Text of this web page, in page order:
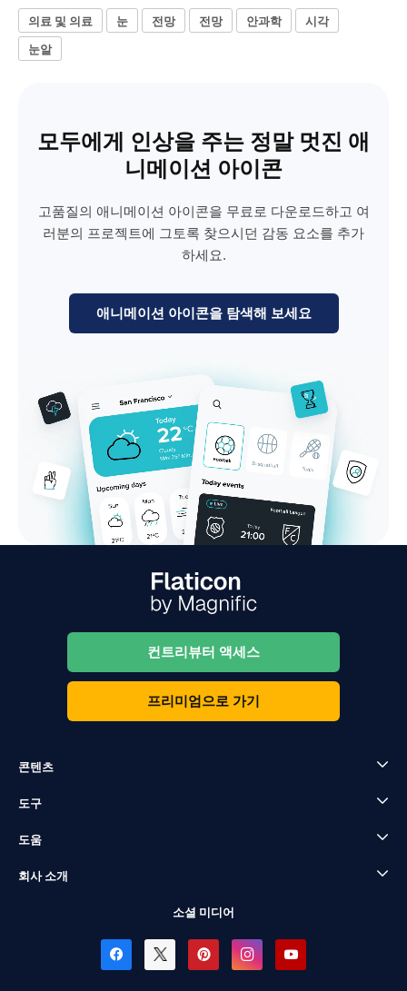
의료 및 의료 눈 전망 전망 안과학
시각
눈알
모두에게 인상을 주는 정말 멋진 애
니메이션 아이콘
고품질의 애니메이션 아이콘을 무료로 다운로드하고 여
러분의 프로젝트에 그토록 찾으시던 감동 요소를 추가
하세요.
애니메이션 아이콘을 탐색해 보세요
컨트리뷰터 액세스
프리미엄으로 가기
콘텐츠
도구
도움
회사 소개
소셜 미디어